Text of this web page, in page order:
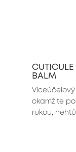
CUTICULE
BALM
okamžite
rukou,